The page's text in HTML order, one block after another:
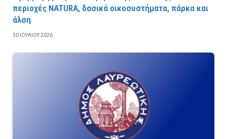
περιοχές NATURA, δασικά οικοσυστήματα, πάρκα και
άλση
30 ΙΟΥΛΊΟΥ 2026